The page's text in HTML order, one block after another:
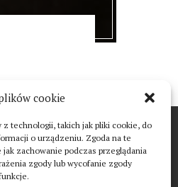
cookie
technologii, takich jak pliki cookie, do
o urządzeniu. Zgoda na te
zachowanie podczas przeglądania
zgody lub wycofanie zgody